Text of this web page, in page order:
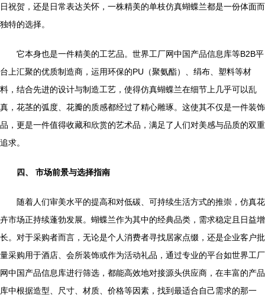
日祝贺，还是日常表达关怀，一株精美的单枝仿真蝴蝶兰都是一份体面而
独特的选择。
它本身也是一件精美的工艺品。世界工厂网中国产品信息库等B2B平
台上汇聚的优质制造商，运用环保的PU（聚氨酯）、绢布、塑料等材
料，结合先进的设计与制造工艺，使得仿真蝴蝶兰在细节上几乎可以乱
真，花茎的弧度、花瓣的质感都经过了精心雕琢。这使其不仅是一件装饰
品，更是一件值得收藏和欣赏的艺术品，满足了人们对美感与品质的双重
追求。
四、 市场前景与选择指南
随着人们审美水平的提高和对低碳、可持续生活方式的推崇，仿真花
卉市场正持续蓬勃发展。蝴蝶兰作为其中的经典品类，需求稳定且日益增
长。对于采购者而言，无论是个人消费者寻找居家点缀，还是企业客户批
量采购用于酒店、会所装饰或作为活动礼品，通过专业的平台如世界工厂
网中国产品信息库进行筛选，都能高效地对接源头供应商，在丰富的产品
库中根据造型、尺寸、材质、价格等因素，找到最适合自己需求的那一